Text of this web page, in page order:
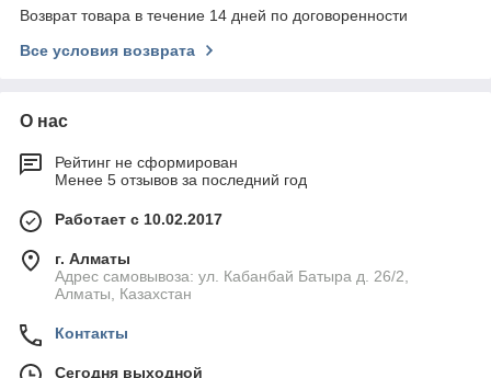
Возврат товара в течение 14 дней по договоренности
Все условия возврата
О нас
Рейтинг не сформирован
Менее 5 отзывов за последний год
Работает с 10.02.2017
г. Алматы
Адрес самовывоза: ул. Кабанбай Батыра д. 26/2,
Алматы, Казахстан
Контакты
Сегодня выходной